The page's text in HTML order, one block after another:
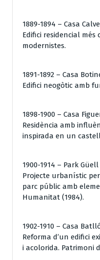
1889-1894 – Casa
Edifici residencial
modernistes.
1891-1892 – Casa
Edifici neogòtic amb
1898-1900 – Casa
Residència amb
inspirada en un
1900-1914 – Park
Projecte urbanístic
parc públic amb
Humanitat (1984).
1902-1910 – Casa
Reforma d’un edifici
i acolorida. Patrimoni